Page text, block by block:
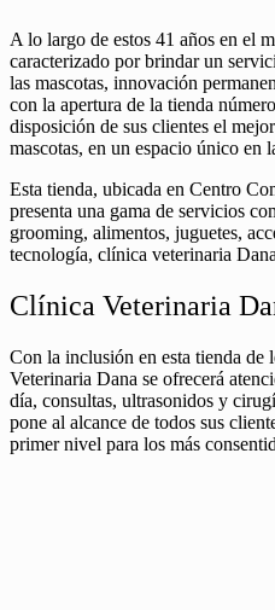
A lo largo de estos 41 años en el
caracterizado por brindar un
las mascotas, innovación
con la apertura de la tienda
disposición de sus clientes el
mascotas, en un espacio único en
Esta tienda, ubicada en Centro
presenta una gama de servicios
grooming, alimentos, juguetes,
tecnología, clínica veterinaria
Clínica Veterinaria
Con la inclusión en esta tienda de
Veterinaria Dana se ofrecerá
día, consultas, ultrasonidos y
pone al alcance de todos sus
primer nivel para los más